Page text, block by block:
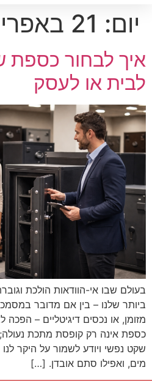
יום: 21 באפריל 2026
איך לבחור
לבית או לעסק
בעולם שבו אי-הוודאות הולכת
ביותר שלנו – בין אם מדובר
מזומן, או נכסים דיגיטליים – הפכה
כספת אינה רק קופסת מתכת
שקט נפשי ויודע לשמור על היקר
מים, ואפילו סתם אובדן. […]